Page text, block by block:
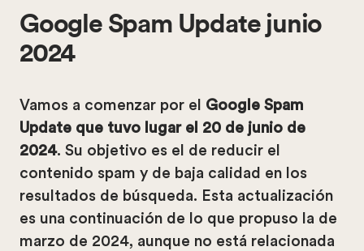
Google Spam Update junio
2024
Vamos a comenzar por el Google Spam
Update que tuvo lugar el 20 de junio de
2024. Su objetivo es el de reducir el
contenido spam y de baja calidad en los
resultados de búsqueda. Esta actualización
es una continuación de lo que propuso la de
marzo de 2024, aunque no está relacionada